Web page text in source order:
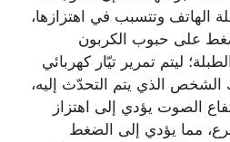
الهاتف وتتسبب في اهتزازها،
على حبوب الكربون
ليتم تمرير تيّار كهربائي
الذي يتم التحدّث إليه،
الصوت يؤدي إلى اهتزاز
مما يؤدي إلى الضغط